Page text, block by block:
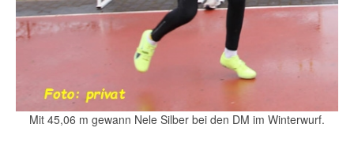
Mit 45,06 m gewann Nele Silber bei den DM im Winterwurf.